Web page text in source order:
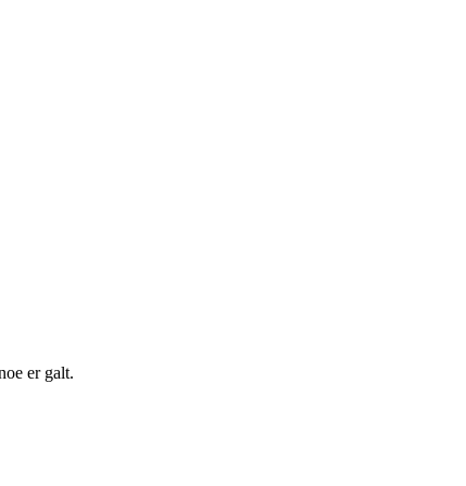
er galt.